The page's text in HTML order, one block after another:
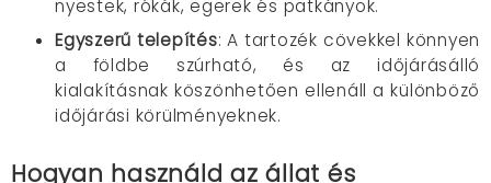
nyestek, rókák, egerek és patkányok.
Egyszerű telepítés: A tartozék cövekkel könnyen
a földbe szúrható, és az időjárásálló
kialakításnak köszönhetően ellenáll a különböző
időjárási körülményeknek.
Hogyan használd az állat és